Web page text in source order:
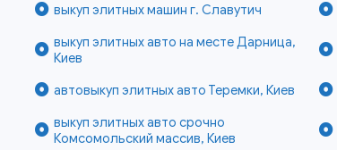
выкуп элитных машин г. Славутич
выкуп элитных авто на месте Дарница,
Киев
автовыкуп элитных авто Теремки, Киев
выкуп элитных авто срочно
Комсомольский массив, Киев